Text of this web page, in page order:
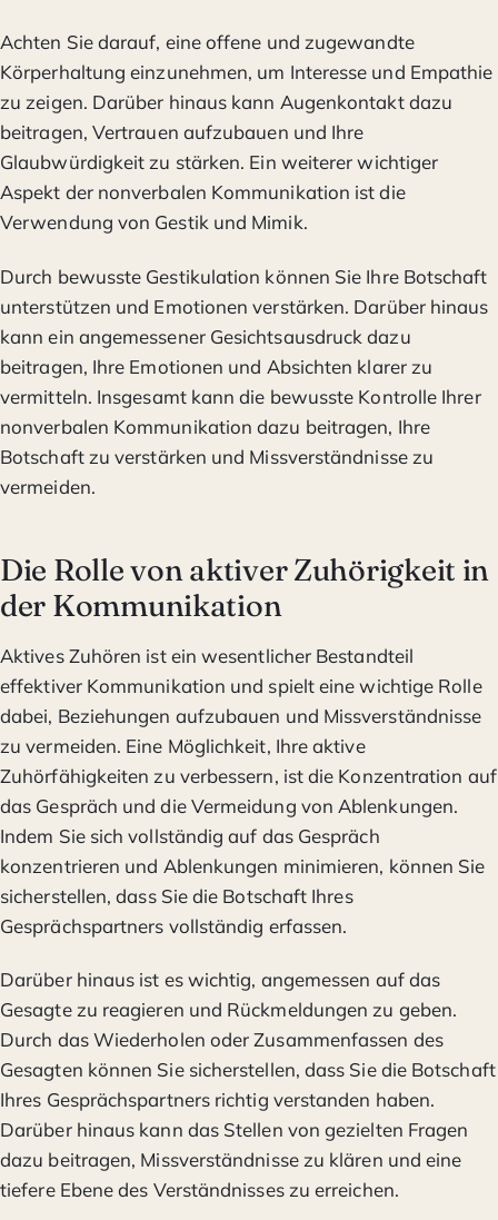
Achten Sie darauf, eine offene und zugewandte
Körperhaltung einzunehmen, um Interesse und Empathie
zu zeigen. Darüber hinaus kann Augenkontakt dazu
beitragen, Vertrauen aufzubauen und Ihre
Glaubwürdigkeit zu stärken. Ein weiterer wichtiger
Aspekt der nonverbalen Kommunikation ist die
Verwendung von Gestik und Mimik.
Durch bewusste Gestikulation können Sie Ihre Botschaft
unterstützen und Emotionen verstärken. Darüber hinaus
kann ein angemessener Gesichtsausdruck dazu
beitragen, Ihre Emotionen und Absichten klarer zu
vermitteln. Insgesamt kann die bewusste Kontrolle Ihrer
nonverbalen Kommunikation dazu beitragen, Ihre
Botschaft zu verstärken und Missverständnisse zu
vermeiden.
Die Rolle von aktiver Zuhörigkeit in
der Kommunikation
Aktives Zuhören ist ein wesentlicher Bestandteil
effektiver Kommunikation und spielt eine wichtige Rolle
dabei, Beziehungen aufzubauen und Missverständnisse
zu vermeiden. Eine Möglichkeit, Ihre aktive
Zuhörfähigkeiten zu verbessern, ist die Konzentration auf
das Gespräch und die Vermeidung von Ablenkungen.
Indem Sie sich vollständig auf das Gespräch
konzentrieren und Ablenkungen minimieren, können Sie
sicherstellen, dass Sie die Botschaft Ihres
Gesprächspartners vollständig erfassen.
Darüber hinaus ist es wichtig, angemessen auf das
Gesagte zu reagieren und Rückmeldungen zu geben.
Durch das Wiederholen oder Zusammenfassen des
Gesagten können Sie sicherstellen, dass Sie die Botschaft
Ihres Gesprächspartners richtig verstanden haben.
Darüber hinaus kann das Stellen von gezielten Fragen
dazu beitragen, Missverständnisse zu klären und eine
tiefere Ebene des Verständnisses zu erreichen.